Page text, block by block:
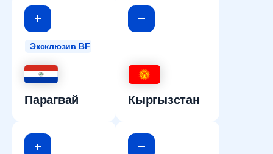
Эксклюзив BF
Парагвай Кыргызстан